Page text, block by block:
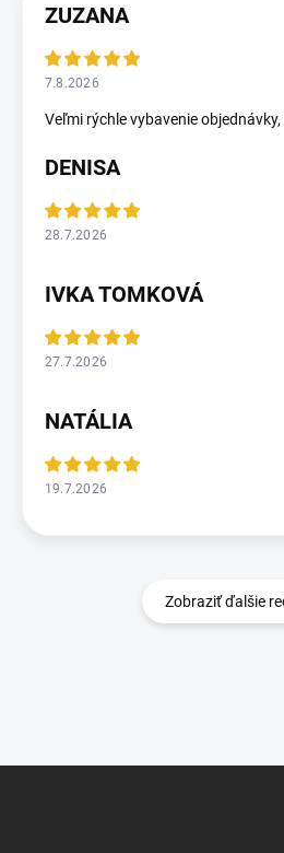
ZUZANA
7.8.2026
Veľmi rýchle vybavenie
DENISA
28.7.2026
IVKA TOMKOVÁ
27.7.2026
NATÁLIA
19.7.2026
Zobraziť ďalšie